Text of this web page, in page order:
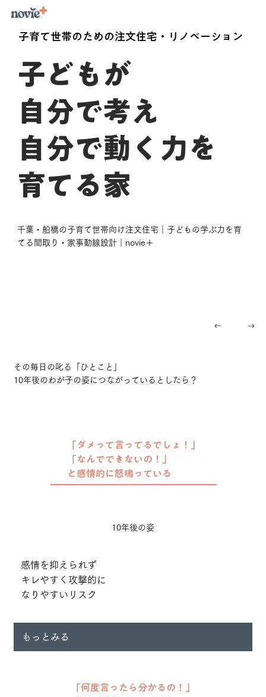
子育て世帯のための注文住宅・リノベーション
子どもが
自分で考え
自分で動く力を
育てる家
千葉・船橋の子育て世帯向け注文住宅｜子どもの学ぶ力を育
てる間取り・家事動線設計｜novie＋
「何度言ったら分かるの！」
「ダメって言ってるでしょ！」
「なんでできないの！」
と感情的に怒鳴っている
10年後の姿
感情を抑えられず
キレやすく攻撃的に
なりやすいリスク
もっとみる
その毎日の叱る「ひとこと」
10年後のわが子の姿につながっているとしたら？